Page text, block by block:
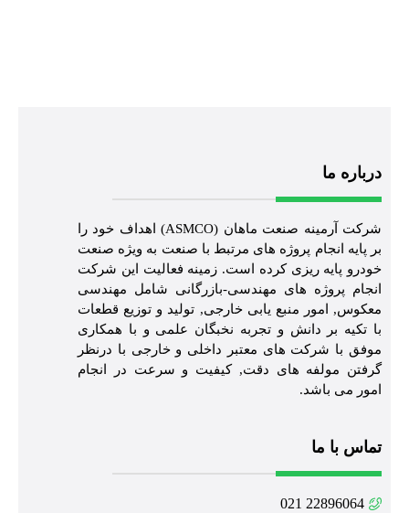
درباره ما
شرکت آرمینه صنعت ماهان (ASMCO) اهداف خود را
بر پایه انجام پروژه های مرتبط با صنعت به ویژه صنعت
خودرو پایه ریزی کرده است. زمینه فعالیت این شرکت
انجام پروژه های مهندسی-بازرگانی شامل مهندسی
معکوس, امور منبع یابی خارجی, تولید و توزیع قطعات
با تکیه بر دانش و تجربه نخبگان علمی و با همکاری
موفق با شرکت های معتبر داخلی و خارجی با درنظر
گرفتن مولفه های دقت, کیفیت و سرعت در انجام
امور می باشد.
تماس با ما
22896064 021